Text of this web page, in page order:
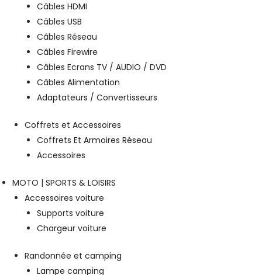
Câbles HDMI
Câbles USB
Câbles Réseau
Câbles Firewire
Câbles Ecrans TV / AUDIO / DVD
Câbles Alimentation
Adaptateurs / Convertisseurs
Coffrets et Accessoires
Coffrets Et Armoires Réseau
Accessoires
MOTO | SPORTS & LOISIRS
Accessoires voiture
Supports voiture
Chargeur voiture
Randonnée et camping
Lampe camping